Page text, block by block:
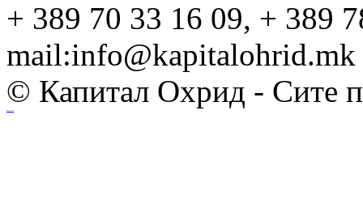
+ 389 70 33 16 09, + 389
mail:info@kapitalohrid.mk
© Капитал Охрид - Сите
Ihost.mk